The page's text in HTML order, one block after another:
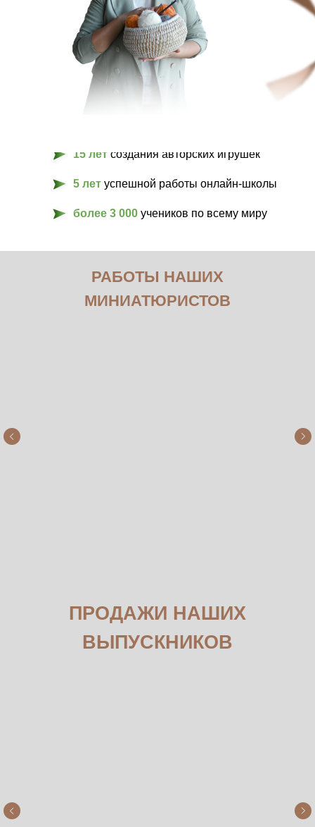
15 лет создания авторских игрушек
5 лет успешной работы онлайн-школы
более 3 000 учеников по всему миру
РАБОТЫ НАШИХ
МИНИАТЮРИСТОВ
ПРОДАЖИ НАШИХ
ВЫПУСКНИКОВ